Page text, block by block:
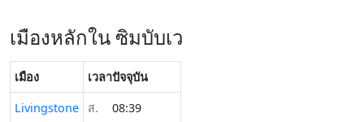
เมืองหลักใน ซิมบับเว
เมือง
เวลาปัจจุบัน
Livingstone
ส.
08:39